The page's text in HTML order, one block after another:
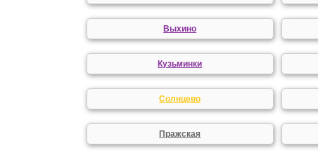
Выхино
Кузьминки
Солнцево
Пражская